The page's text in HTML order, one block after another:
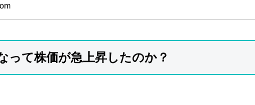
って株価が急上昇したのか？